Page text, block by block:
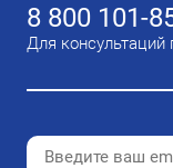
8 800 101-
Для консультаций